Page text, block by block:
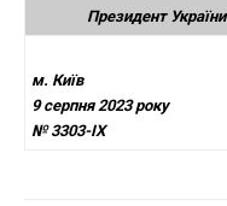
Президент України
м. Київ
9 серпня 2023 року
№ 3303-IX